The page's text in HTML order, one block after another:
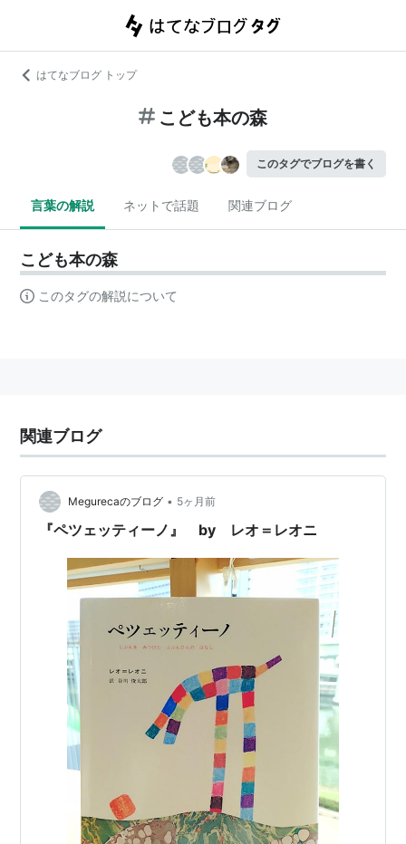
はてなブログ トップ
こども本の森
このタグでブログを書く
言葉の解説 ネットで話題 関連ブログ
こども本の森
このタグの解説について
関連ブログ
Megurecaのブログ • 5ヶ月前
『ペツェッティーノ』 by レオ＝レオニ